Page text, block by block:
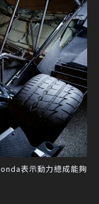
表示動力總成能夠